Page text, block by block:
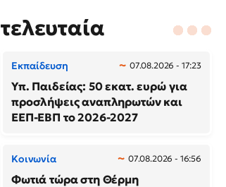
τελευταία
Εκπαίδευση 07.08.2026 - 17:23
Υπ. Παιδείας: 50 εκατ. ευρώ για
προσλήψεις αναπληρωτών και
ΕΕΠ-ΕΒΠ το 2026-2027
Κοινωνία 07.08.2026 - 16:56
Φωτιά τώρα στη Θέρμη